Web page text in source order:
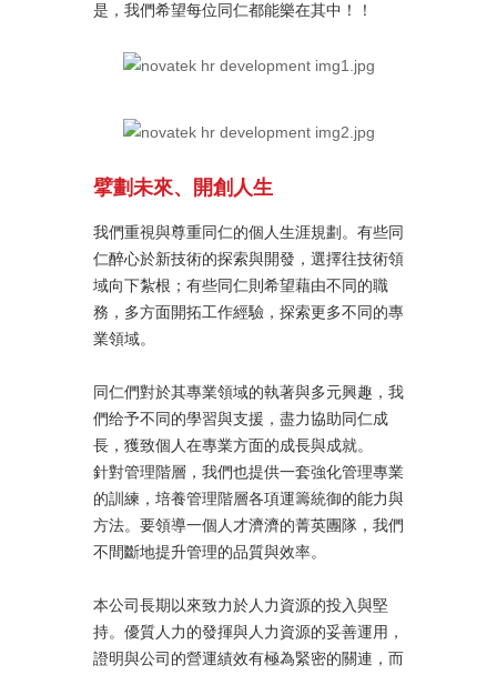
是，我們希望每位同仁都能樂在其中！！
擘劃未來、開創人生
我們重視與尊重同仁的個人生涯規劃。有些同
仁醉心於新技術的探索與開發，選擇往技術領
域向下紮根；有些同仁則希望藉由不同的職
務，多方面開拓工作經驗，探索更多不同的專
業領域。
同仁們對於其專業領域的執著與多元興趣，我
們给予不同的學習與支援，盡力協助同仁成
長，獲致個人在專業方面的成長與成就。
針對管理階層，我們也提供一套強化管理專業
的訓練，培養管理階層各項運籌統御的能力與
方法。要領導一個人才濟濟的菁英團隊，我們
不間斷地提升管理的品質與效率。
本公司長期以來致力於人力資源的投入與堅
持。優質人力的發揮與人力資源的妥善運用，
證明與公司的營運績效有極為緊密的關連，而